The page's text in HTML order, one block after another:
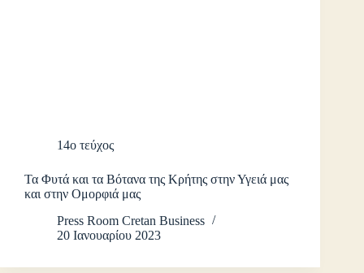
14ο τεύχος
Τα Φυτά και τα Βότανα της Κρήτης στην Υγειά μας
και στην Ομορφιά μας
Press Room Cretan Business
20 Ιανουαρίου 2023